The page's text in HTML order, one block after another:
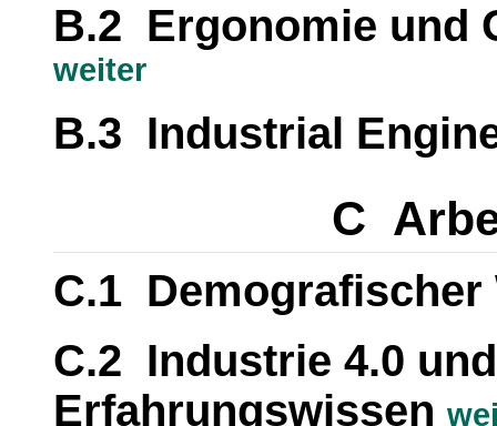
B.2 Ergonomie und
weiter
B.3 Industrial
C
C.1
C.2 Industrie 4.0
Erfahrungswissen